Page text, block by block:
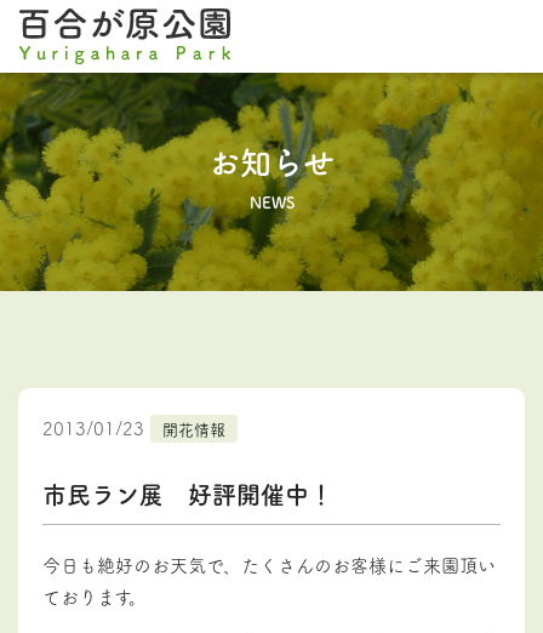
お知らせ
NEWS
2013/01/23 開花情報
市民ラン展 好評開催中！
今日も絶好のお天気で、たくさんのお客様にご来園頂い
ております。